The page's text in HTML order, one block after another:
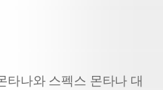
타나와 스펙스 몬타나 대